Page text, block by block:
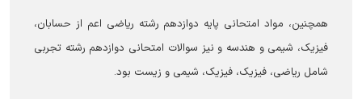
همچنین، مواد امتحانی پایه دوازدهم رشته ریاضی اعم از حسابان،
فیزیک، شیمی و هندسه و نیز سوالات امتحانی دوازدهم رشته تجربی
شامل ریاضی، فیزیک، فیزیک، شیمی و زیست بود.